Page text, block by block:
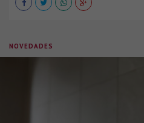
NOVEDADES